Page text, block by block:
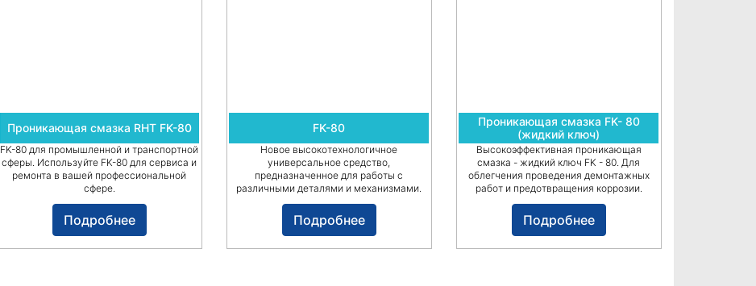
Проникающая смазка RHT FK-80
FK-80 для промышленной и транспортной
сферы. Используйте FK-80 для сервиса и
ремонта в вашей профессиональной
сфере.
Подробнее
FK-80
Новое высокотехнологичное
универсальное средство,
предназначенное для работы с
различными деталями и механизмами.
Подробнее
Проникающая смазка FK- 80
(жидкий ключ)
Высокоэффективная проникающая
смазка - жидкий ключ FK - 80. Для
облегчения проведения демонтажных
работ и предотвращения коррозии.
Подробнее